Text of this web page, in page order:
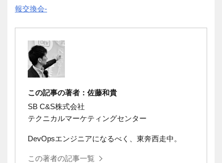
報交換会-
この記事の著者：佐藤和貴
SB C&S株式会社
テクニカルマーケティングセンター
DevOpsエンジニアになるべく、東奔西走中。
この著者の記事一覧